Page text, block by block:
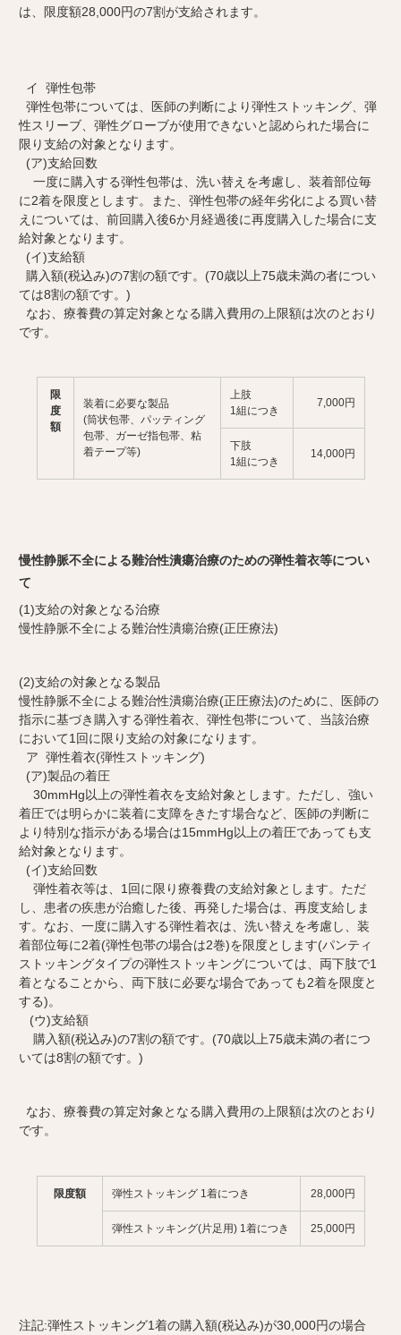
は、限度額28,000円の7割が支給されます。
イ 弾性包帯
弾性包帯については、医師の判断により弾性ストッキング、弾
性スリーブ、弾性グローブが使用できないと認められた場合に
限り支給の対象となります。
(ア)支給回数
一度に購入する弾性包帯は、洗い替えを考慮し、装着部位毎
に2着を限度とします。また、弾性包帯の経年劣化による買い替
えについては、前回購入後6か月経過後に再度購入した場合に支
給対象となります。
(イ)支給額
購入額(税込み)の7割の額です。(70歳以上75歳未満の者につい
ては8割の額です。)
なお、療養費の算定対象となる購入費用の上限額は次のとおり
です。
限
度
額
装着に必要な製品
(筒状包帯、パッティング
包帯、ガーゼ指包帯、粘
着テープ等)
上肢
1組につき
7,000円
下肢
1組につき
14,000円
慢性静脈不全による難治性潰瘍治療のための弾性着衣等につい
て
(1)支給の対象となる治療
慢性静脈不全による難治性潰瘍治療(正圧療法)
(2)支給の対象となる製品
慢性静脈不全による難治性潰瘍治療(正圧療法)のために、医師の
指示に基づき購入する弾性着衣、弾性包帯について、当該治療
において1回に限り支給の対象になります。
ア 弾性着衣(弾性ストッキング)
(ア)製品の着圧
30mmHg以上の弾性着衣を支給対象とします。ただし、強い
着圧では明らかに装着に支障をきたす場合など、医師の判断に
より特別な指示がある場合は15mmHg以上の着圧であっても支
給対象となります。
(イ)支給回数
弾性着衣等は、1回に限り療養費の支給対象とします。ただ
し、患者の疾患が治癒した後、再発した場合は、再度支給しま
す。なお、一度に購入する弾性着衣は、洗い替えを考慮し、装
着部位毎に2着(弾性包帯の場合は2巻)を限度とします(パンティ
ストッキングタイプの弾性ストッキングについては、両下肢で1
着となることから、両下肢に必要な場合であっても2着を限度と
する)。
(ウ)支給額
購入額(税込み)の7割の額です。(70歳以上75歳未満の者につ
いては8割の額です。)
なお、療養費の算定対象となる購入費用の上限額は次のとおり
です。
限度額 弾性ストッキング 1着につき 28,000円
弾性ストッキング(片足用) 1着につき 25,000円
注記:弾性ストッキング1着の購入額(税込み)が30,000円の場合